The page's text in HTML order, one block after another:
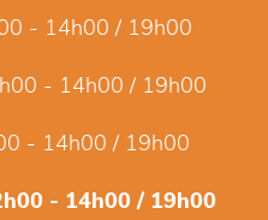
- 14h00 / 19h00
- 14h00 / 19h00
- 14h00 / 19h00
- 14h00 / 19h00